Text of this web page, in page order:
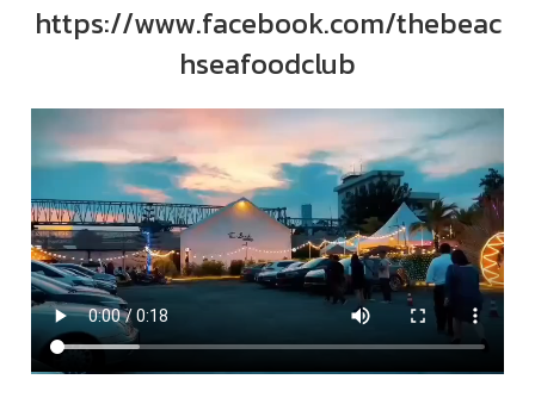
https://www.facebook.com/thebeac
hseafoodclub